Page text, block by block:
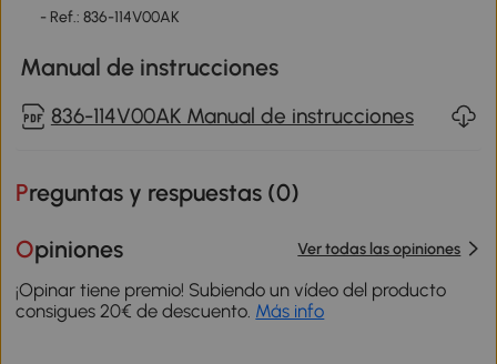
- Ref.: 836-114V00AK
Manual de instrucciones
836-114V00AK Manual de instrucciones
Preguntas y respuestas (0)
Opiniones Ver todas las opiniones
¡Opinar tiene premio! Subiendo un vídeo del producto
consigues 20€ de descuento. Más info